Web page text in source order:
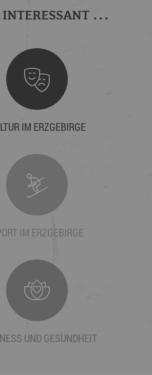
INTERESSANT ...
IM ERZGEBIRGE
IM ERZGEBIRGE
UND GESUNDHEIT